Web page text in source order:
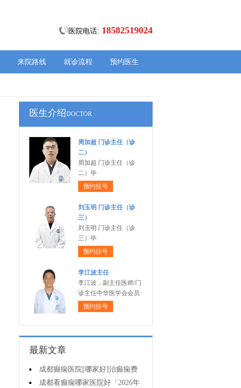
医院电话: 18582519024
来院路线 就诊流程 预约医生
医生介绍DOCTOR
周加超 门诊主任（诊
二）
周加超 门诊主任（诊
二）毕
预约挂号
刘玉明 门诊主任（诊
三）
刘玉明 门诊主任（诊
三）毕
预约挂号
李江波主任
李江波，副主任医师/门
诊主任中华医学会会员
预约挂号
最新文章
成都癫痫医院[哪家好]治癫痫费
用高吗?
成都看癫痫哪家医院好「2026年